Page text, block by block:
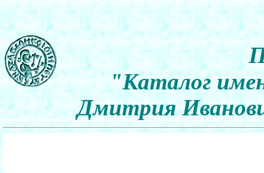
"Каталог
Дмитрия